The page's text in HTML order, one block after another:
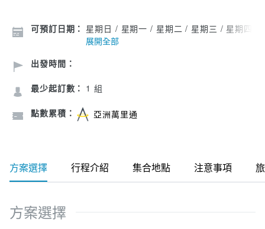
可預訂日期： 星期日 / 星期一 / 星期二 / 星期三 / 星期四 /
展開全部
出發時間：
最少起訂數： 1 組
點數累積： 亞洲萬里通
方案選擇 行程介紹 集合地點 注意事項
方案選擇